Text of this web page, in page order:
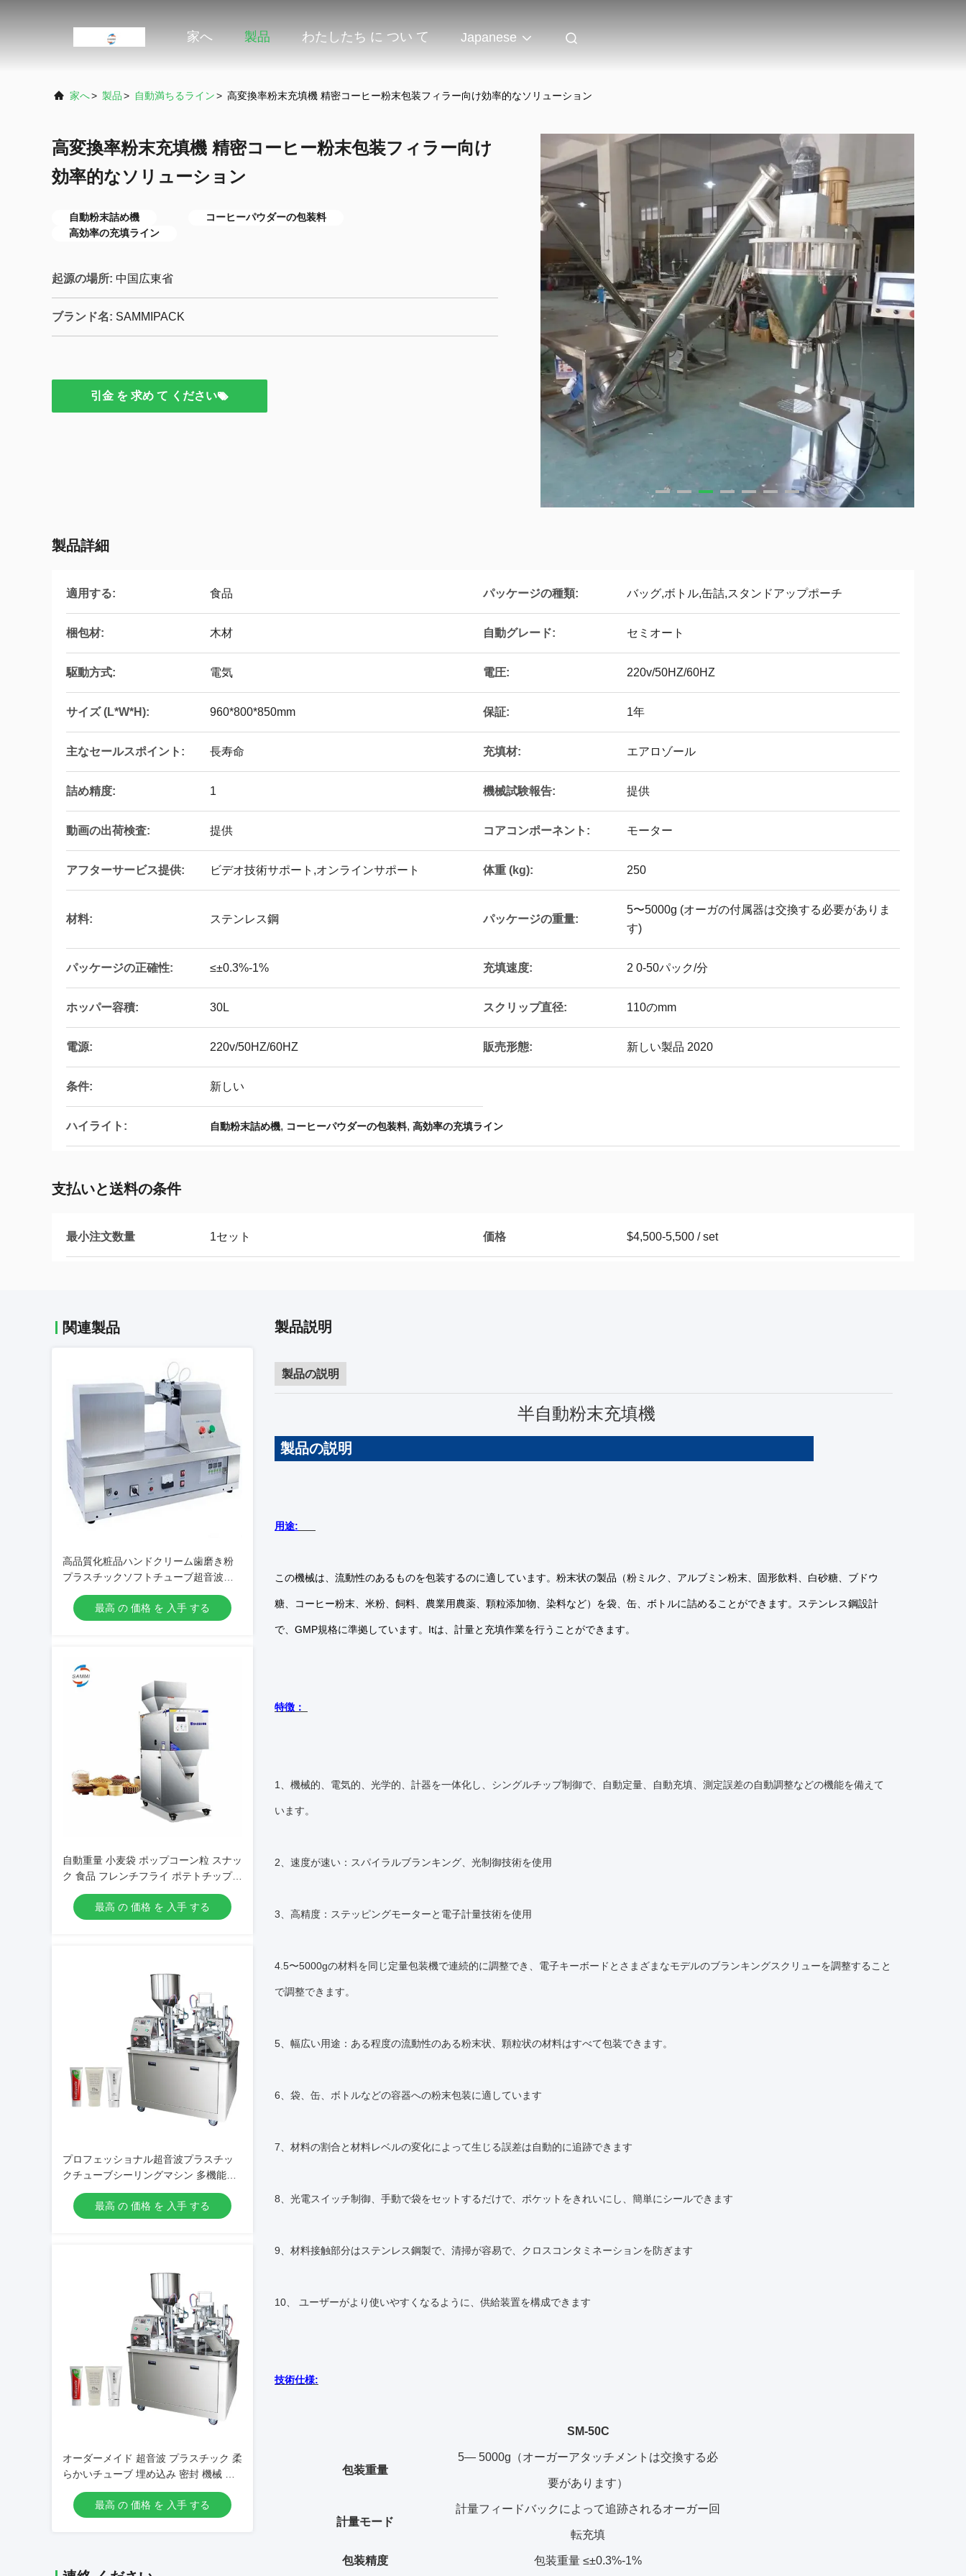
家へ 製品 わたしたち に つい て Japanese
家へ> 製品> 自動満ちるライン> 高変換率粉末充填機 精密コーヒー粉末包装フィラー向け効率的なソリューション
高変換率粉末充填機 精密コーヒー粉末包装フィラー向け
効率的なソリューション
自動粉末詰め機
コーヒーパウダーの包装料
高効率の充填ライン
起源の場所: 中国広東省
ブランド名: SAMMIPACK
引金 を 求め て ください
製品詳細
適用する: 食品 パッケージの種類: バッグ,ボトル,缶詰,スタンドアップポーチ
梱包材: 木材 自動グレード: セミオート
駆動方式: 電気 電圧: 220v/50HZ/60HZ
サイズ (L*W*H): 960*800*850mm 保証: 1年
主なセールスポイント: 長寿命 充填材: エアロゾール
詰め精度: 1 機械試験報告: 提供
動画の出荷検査: 提供 コアコンポーネント: モーター
アフターサービス提供: ビデオ技術サポート,オンラインサポート 体重 (kg): 250
材料: ステンレス鋼 パッケージの重量:
5〜5000g (オーガの付属器は交換する必要がありま
す)
パッケージの正確性: ≤±0.3%-1% 充填速度: 2 0-50パック/分
ホッパー容積: 30L スクリップ直径: 110のmm
電源: 220v/50HZ/60HZ 販売形態: 新しい製品 2020
条件: 新しい
ハイライト: 自動粉末詰め機, コーヒーパウダーの包装料, 高効率の充填ライン
支払いと送料の条件
最小注文数量 1セット 価格 $4,500-5,500 / set
関連製品
高品質化粧品ハンドクリーム歯磨き粉
プラスチックソフトチューブ超音波シ
ール切断機
最高 の 価格 を 入手 する
自動重量 小麦袋 ポップコーン粒 スナッ
ク 食品 フレンチフライ ポテトチップス
ビッグホッパー付き フラー
最高 の 価格 を 入手 する
プロフェッショナル超音波プラスチッ
クチューブシーリングマシン 多機能ソ
フトチューブ充填機およびシーラーマ
シン コーディング機能付き
最高 の 価格 を 入手 する
オーダーメイド 超音波 プラスチック 柔
らかいチューブ 埋め込み 密封 機械 化
粧クリーム 歯磨き粉 - サーボポンプ&コ
ーディング最高 の 価格 を 入手 する
製品説明
製品の説明
半自動粉末充填機
製品の説明
用途:
この機械は、流動性のあるものを包装するのに適しています。 粉末状の製品（粉ミルク、アルブミン粉末、固形飲料、白砂糖、ブドウ
糖、コーヒー粉末、米粉、飼料、農業用農薬、顆粒添加物、染料など）を袋、缶、ボトルに詰めることができます。ステンレス鋼設計
で、GMP規格に準拠しています。 Itは、計量と充填作業を行うことができます。
特徴：
1、機械的、電気的、光学的、計器を一体化し、シングルチップ制御で、自動定量、自動充填、測定誤差の自動調整などの機能を備えて
います。
2、速度が速い：スパイラルブランキング、光制御技術を使用
3、高精度：ステッピングモーターと電子計量技術を使用
4.5〜5000gの材料を同じ定量包装機で連続的に調整でき、電子キーボードとさまざまなモデルのブランキングスクリューを調整すること
で調整できます。
5、幅広い用途：ある程度の流動性のある粉末状、顆粒状の材料はすべて包装できます。
6、袋、缶、ボトルなどの容器への粉末包装に適しています
7、材料の割合と材料レベルの変化によって生じる誤差は自動的に追跡できます
8、光電スイッチ制御、手動で袋をセットするだけで、ポケットをきれいにし、簡単にシールできます
9、材料接触部分はステンレス鋼製で、清掃が容易で、クロスコンタミネーションを防ぎます
10、 ユーザーがより使いやすくなるように、供給装置を構成できます
技術仕様:
SM-50C
包装重量
5— 5000g（オーガーアタッチメントは交換する必
要があります）
計量モード
計量フィードバックによって追跡されるオーガー回
転充填
包装精度 包装重量 ≤±0.3%-1%